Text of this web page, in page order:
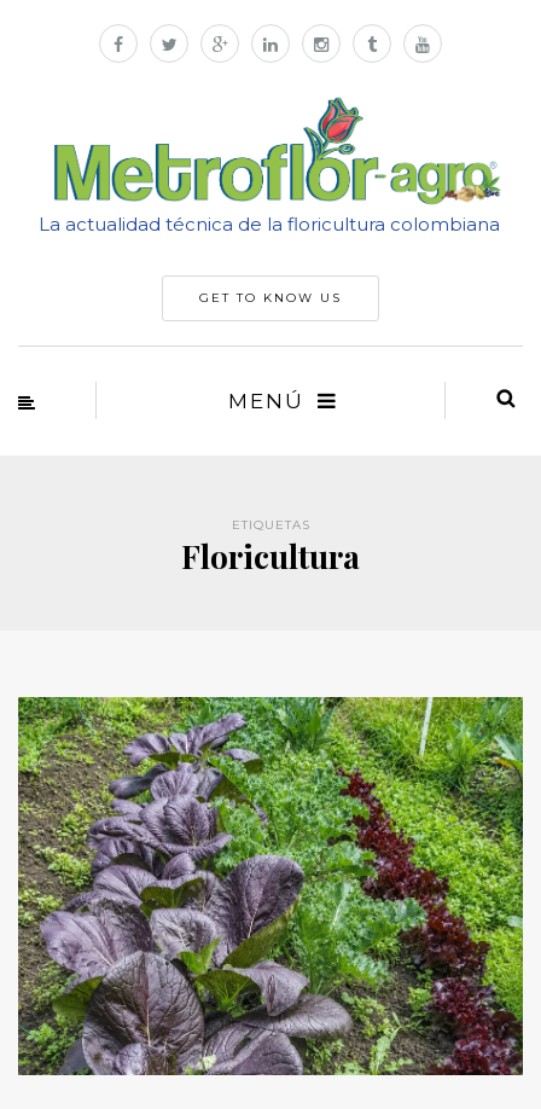
La actualidad técnica de la floricultura colombiana
GET TO KNOW US
MENÚ
ETIQUETAS
Floricultura